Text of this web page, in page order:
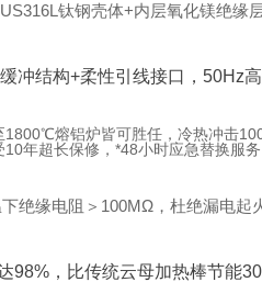
钛钢壳体+内层氧化镁绝缘
冲结构+柔性引线接口，50Hz
1800℃熔铝炉皆可胜任，冷热冲击
10年超长保修，*48小时应急替换服务
绝缘电阻＞100MΩ，杜绝漏电起
98%，比传统云母加热棒节能